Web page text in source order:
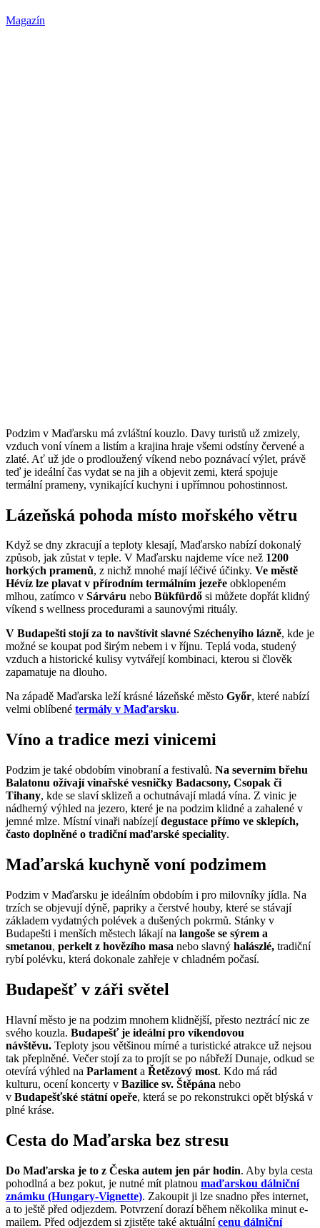
Magazín
Podzim v Maďarsku má zvláštní kouzlo. Davy turistů už zmizely,
vzduch voní vínem a listím a krajina hraje všemi odstíny červené a
zlaté. Ať už jde o prodloužený víkend nebo poznávací výlet, právě
teď je ideální čas vydat se na jih a objevit zemi, která spojuje
termální prameny, vynikající kuchyni i upřímnou pohostinnost.
Lázeňská pohoda místo mořského větru
Když se dny zkracují a teploty klesají, Maďarsko nabízí dokonalý
způsob, jak zůstat v teple. V Maďarsku najdeme více než 1200
horkých pramenů, z nichž mnohé mají léčivé účinky. Ve městě
Hévíz lze plavat v přírodním termálním jezeře obklopeném
mlhou, zatímco v Sárváru nebo Bükfürdő si můžete dopřát klidný
víkend s wellness procedurami a saunovými rituály.
V Budapešti stojí za to navštívit slavné Széchenyiho lázně, kde je
možné se koupat pod širým nebem i v říjnu. Teplá voda, studený
vzduch a historické kulisy vytvářejí kombinaci, kterou si člověk
zapamatuje na dlouho.
Na západě Maďarska leží krásné lázeňské město Győr, které nabízí
velmi oblíbené termály v Maďarsku.
Víno a tradice mezi vinicemi
Podzim je také obdobím vinobraní a festivalů. Na severním břehu
Balatonu ožívají vinařské vesničky Badacsony, Csopak či
Tihany, kde se slaví sklizeň a ochutnávají mladá vína. Z vinic je
nádherný výhled na jezero, které je na podzim klidné a zahalené v
jemné mlze. Místní vinaři nabízejídegustace přímo ve sklepích,
často doplněné o tradiční maďarské speciality.
Maďarská kuchyně voní podzimem
Podzim v Maďarsku je ideálním obdobím i pro milovníky jídla. Na
trzích se objevují dýně, papriky a čerstvé houby, které se stávají
základem vydatných polévek a dušených pokrmů. Stánky v
Budapešti i menších městech lákají na langoše se sýrem a
smetanou, perkelt z hovězího masa nebo slavný halászlé, tradiční
rybí polévku, která dokonale zahřeje v chladném počasí.
Budapešť v záři světel
Hlavní město je na podzim mnohem klidnější, přesto neztrácí nic ze
svého kouzla. Budapešť je ideální pro víkendovou
návštěvu. Teploty jsou většinou mírné a turistické atrakce už nejsou
tak přeplněné. Večer stojí za to projít se po nábřeží Dunaje, odkud se
otevírá výhled na Parlament a Řetězový most. Kdo má rád
kulturu, ocení koncerty v Bazilice sv. Štěpána nebo
v Budapešťské státní opeře, která se po rekonstrukci opět blýská v
plné kráse.
Cesta do Maďarska bez stresu
Do Maďarska je to z Česka autem jen pár hodin. Aby byla cesta
pohodlná a bez pokut, je nutné mít platnou maďarskou dálniční
známku (Hungary-Vignette). Zakoupit ji lze snadno přes internet,
a to ještě před odjezdem. Potvrzení dorazí během několika minut e-
mailem. Před odjezdem si zjistěte také aktuálnícenu dálniční